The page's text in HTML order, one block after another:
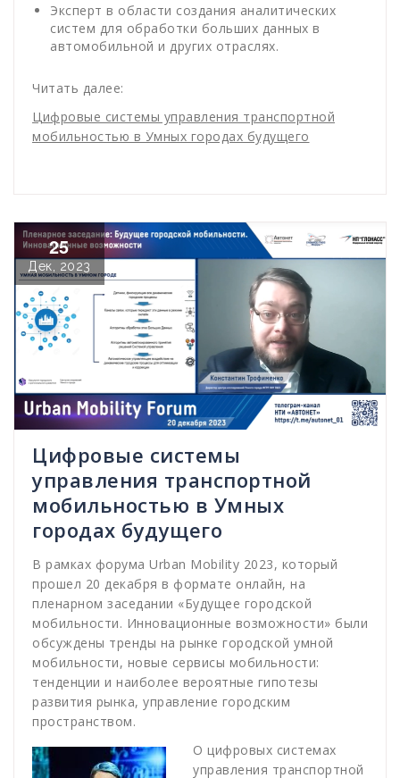
Эксперт в области создания аналитических
систем для обработки больших данных в
автомобильной и других отраслях.
Читать далее:
Цифровые системы управления транспортной
мобильностью в Умных городах будущего
25
Дек, 2023
Цифровые системы
управления транспортной
мобильностью в Умных
городах будущего
В рамках форума Urban Mobility 2023, который
прошел 20 декабря в формате онлайн, на
пленарном заседании «Будущее городской
мобильности. Инновационные возможности» были
обсуждены тренды на рынке городской умной
мобильности, новые сервисы мобильности:
тенденции и наиболее вероятные гипотезы
развития рынка, управление городским
пространством.
О цифровых системах
управления транспортной